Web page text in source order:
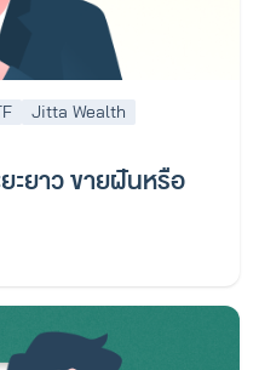
Jitta Wealth
ะยาว ขายฝันหรือ